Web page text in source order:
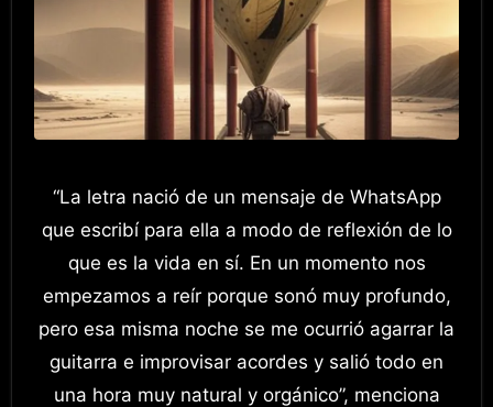
“La letra nació de un mensaje de WhatsApp
que escribí para ella a modo de reflexión de lo
que es la vida en sí. En un momento nos
empezamos a reír porque sonó muy profundo,
pero esa misma noche se me ocurrió agarrar la
guitarra e improvisar acordes y salió todo en
una hora muy natural y orgánico”, menciona